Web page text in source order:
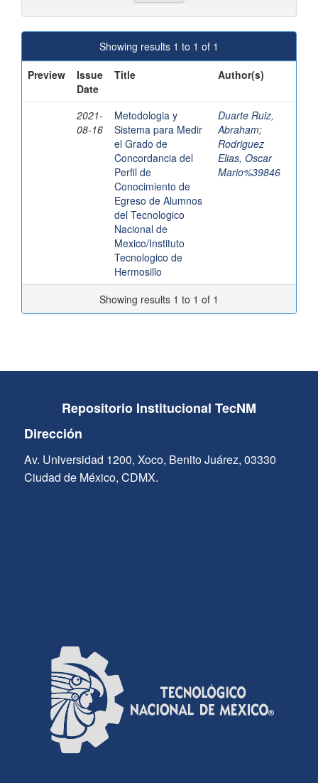
Showing results 1 to 1 of 1
Preview
Issue
Date
Title Author(s)
2021-
08-16
Metodologia y
Sistema para Medir
el Grado de
Concordancia del
Perfil de
Conocimiento de
Egreso de Alumnos
del Tecnologico
Nacional de
Mexico/Instituto
Tecnologico de
Hermosillo
Duarte Ruiz,
Abraham;
Rodriguez
Elias, Oscar
Mario%39846
Showing results 1 to 1 of 1
Repositorio Institucional TecNM
Dirección
Av. Universidad 1200, Xoco, Benito Juárez, 03330
Ciudad de México, CDMX.